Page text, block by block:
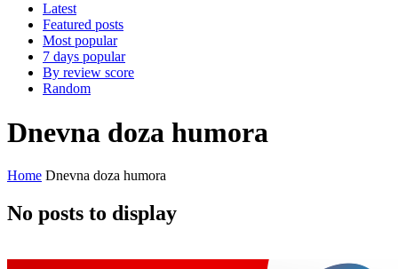
Latest
Featured posts
Most popular
7 days popular
By review score
Random
Dnevna doza humora
Home Dnevna doza humora
No posts to display